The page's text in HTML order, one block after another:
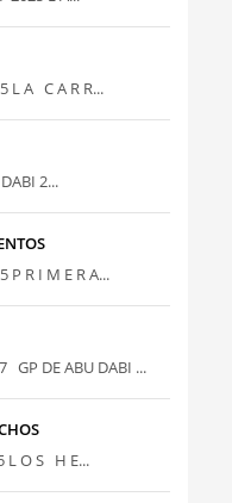
L A C A R R...
2...
P R I M E R A...
GP DE ABU DABI ...
L O S H E...